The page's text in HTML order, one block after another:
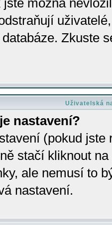
možná
Zkuste
Uživatelská
nastavení?
(pokud
stačí kliknout
ale nemusí to
nastavení.